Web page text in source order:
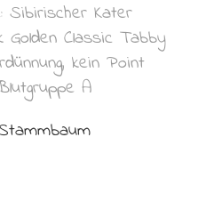
Sibirischer Kater
Golden Classic Tabby
kein Point
A